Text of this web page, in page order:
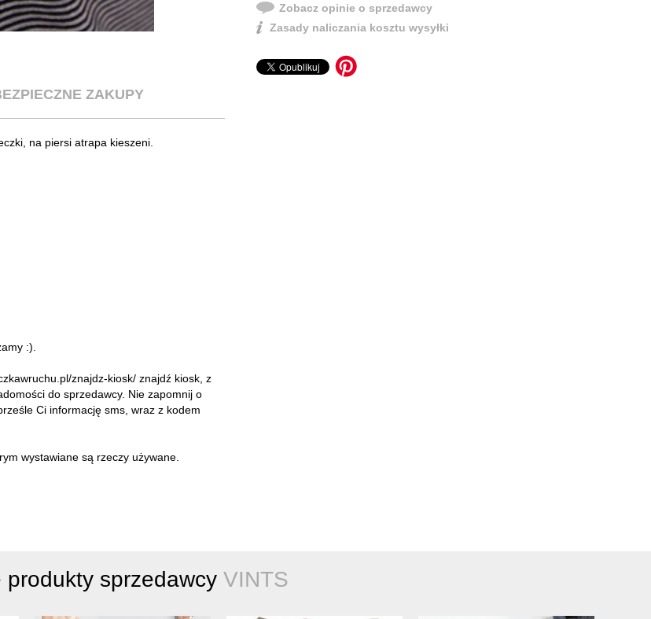
Zobacz opinie o sprzedawcy
Zasady naliczania kosztu wysyłki
ZAKUPY
na piersi atrapa kieszeni.
:).
znajdz-kiosk/ znajdź kiosk, z
do sprzedawcy. Nie zapomnij o
Ci informację sms, wraz z kodem
wystawiane są rzeczy używane.
produkty sprzedawcy VINTS